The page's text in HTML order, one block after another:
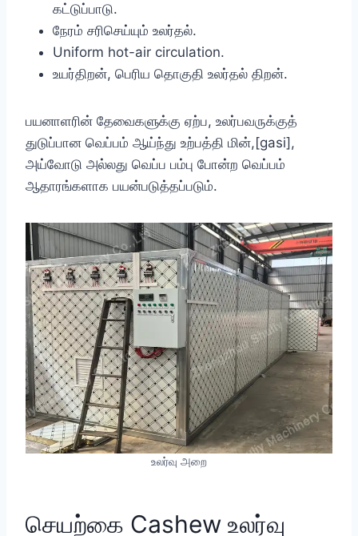
கட்டுப்பாடு.
நேரம் சரிசெய்யும் உலர்தல்.
Uniform hot-air circulation.
உயர்திறன், பெரிய தொகுதி உலர்தல் திறன்.
பயனாளரின் தேவைகளுக்கு ஏற்ப, உலர்பவருக்குத்
துடுப்பான வெப்பம் ஆய்ந்து உற்பத்தி மின்,[gasi],
அய்வோடு அல்லது வெப்ப பம்பு போன்ற வெப்பம்
ஆதாரங்களாக பயன்படுத்தப்படும்.
உலர்வு அறை
செயற்கை Cashew உலர்வு